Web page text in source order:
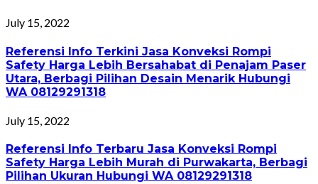
July 15, 2022
Referensi Info Terkini Jasa Konveksi Rompi
Safety Harga Lebih Bersahabat di Penajam Paser
Utara, Berbagi Pilihan Desain Menarik Hubungi
WA 08129291318
July 15, 2022
Referensi Info Terbaru Jasa Konveksi Rompi
Safety Harga Lebih Murah di Purwakarta, Berbagi
Pilihan Ukuran Hubungi WA 08129291318